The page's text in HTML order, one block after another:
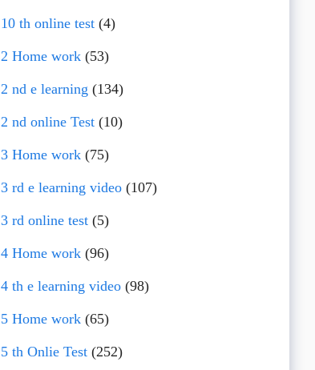
10 th online test(4)
2 Home work(53)
2 nd e learning (134)
2 nd online Test(10)
3 Home work(75)
3 rd e learning video(107)
3 rd online test(5)
4 Home work(96)
4 th e learning video(98)
5 Home work(65)
5 th Onlie Test(252)